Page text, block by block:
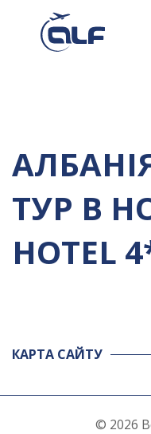
ТУР В
HOTEL
КАРТА САЙТУ
© 2026